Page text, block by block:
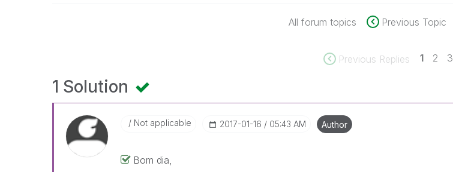
All forum topics Previous Topic
Previous Replies 1 2 3
1 Solution
Not applicable ‎2017-01-16 05:43 AM Author
Bom dia,